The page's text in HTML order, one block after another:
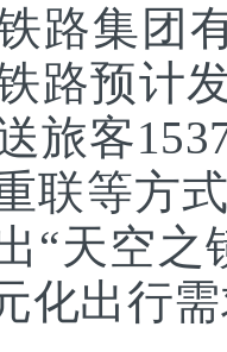
集团有
路预计
旅客
联等方
“天空
化出行